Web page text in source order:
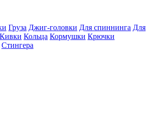
Груза Джиг-головки Для спиннинга Для
Кивки Кольца Кормушки Крючки
Стингера